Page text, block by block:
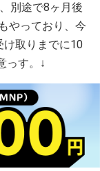
別途で8ヶ月後
やっており、今
け取りまでに10
っす。↓